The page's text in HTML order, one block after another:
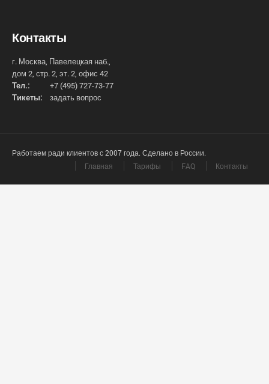
Контакты
г. Москва, Павелецкая наб.,
дом 2, стр. 2, эт. 2, офис 42
Тел.:
+7 (495) 727-73-77
Тикеты:
задать вопрос
Работаем ради клиентов с 2007 года. Сделано в России.
Главная
Тарифы FAQ Контакты